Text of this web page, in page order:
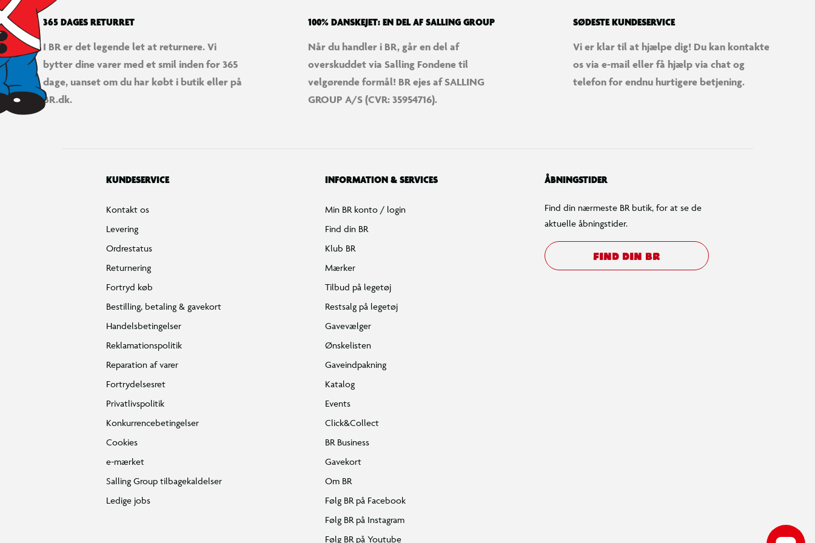
365 DAGES RETURRET
I BR er det legende let at returnere. Vi
bytter dine varer med et smil inden for 365
dage, uanset om du har købt i butik eller på
BR.dk.
100% DANSKEJET: EN DEL AF SALLING GROUP
Når du handler i BR, går en del af
overskuddet via Salling Fondene til
velgørende formål! BR ejes af SALLING
GROUP A/S (CVR: 35954716).
SØDESTE KUNDESERVICE
Vi er klar til at hjælpe dig! Du kan kontakte
os via e-mail eller få hjælp via chat og
telefon for endnu hurtigere betjening.
KUNDESERVICE
Kontakt os
Levering
Ordrestatus
Returnering
Fortryd køb
Bestilling, betaling & gavekort
Handelsbetingelser
Reklamationspolitik
Reparation af varer
Fortrydelsesret
Privatlivspolitik
Konkurrencebetingelser
Cookies
e-mærket
Salling Group tilbagekaldelser
Ledige jobs
INFORMATION & SERVICES
Min BR konto / login
Find din BR
Klub BR
Mærker
Tilbud på legetøj
Restsalg på legetøj
Gavevælger
Ønskelisten
Gaveindpakning
Katalog
Events
Click&Collect
BR Business
Gavekort
Om BR
Følg BR på Facebook
Følg BR på Instagram
Følg BR på Youtube
ÅBNINGSTIDER
Find din nærmeste BR butik, for at se de
aktuelle åbningstider.
FIND DIN BR